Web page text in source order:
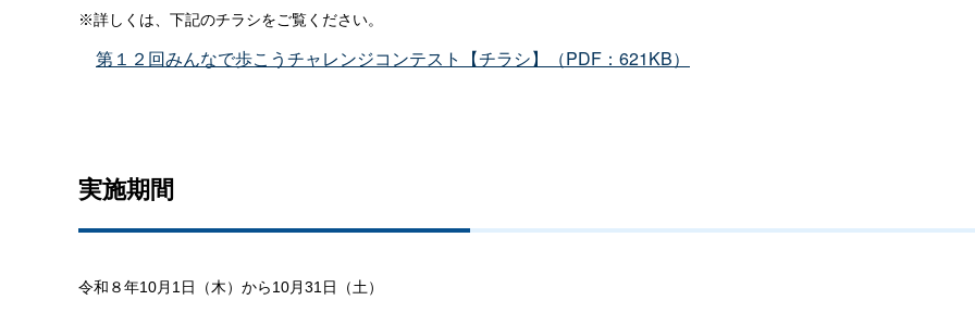
※詳しくは、下記のチラシをご覧ください。
第１２回みんなで歩こうチャレンジコンテスト【チラシ】（PDF：621KB）
実施期間
令和８年10月1日（木）から10月31日（土）